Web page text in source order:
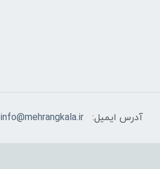
آدرس ایمیل: info@mehrangkala.ir